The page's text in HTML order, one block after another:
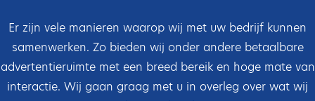
Er zijn vele manieren waarop wij met uw bedrijf kunnen
samenwerken. Zo bieden wij onder andere betaalbare
advertentieruimte met een breed bereik en hoge mate van
interactie. Wij gaan graag met u in overleg over wat wij